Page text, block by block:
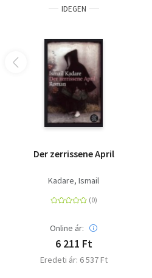
IDEGEN
Der zerrissene April
Kadare, Ismail
Online ár:
6 211 Ft
Eredeti ár: 6 537 Ft